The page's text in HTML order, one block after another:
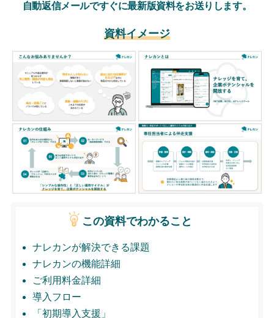
よくある質問
資料ダウンロード
無料トライアル
ログイン
自動返信メールですぐに最新版資料をお送りします。
資料イメージ
この資料でわかること
ナレカンが解決できる課題
ナレカンの機能詳細
ご利用料金詳細
導入フロー
「初期導入支援」